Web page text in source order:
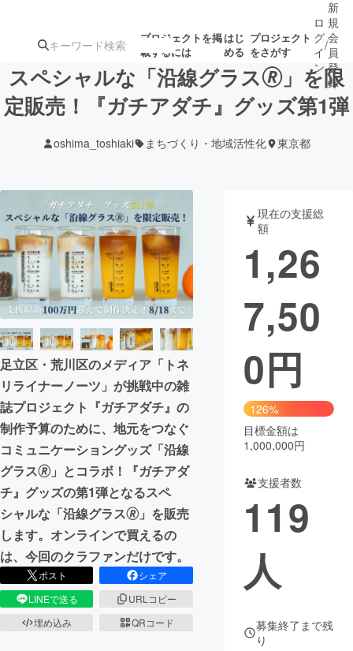
プロジェクトを掲
載するには
はじ
める
プロジェクト
をさがす
ターン
ジェクト
募集終了が近いプ
ロジェクト
もうすぐ公開
されます
アート・写真 音楽
テクノロジー・ガジェット ゲーム・サ
映像・映画
ビジネス・起業
まちづくり・地域活性化
CAMPFIRE for Social Good
CAMPFIRE Creation
CAMPFIREふるさと納税machi-ya コミュニティ
ロ
グ
イ
ン
/
新
規
会
員
登
録
スペシャルな「沿線グラス🄬」を限
定販売！『ガチアダチ』グッズ第1弾
oshima_toshiaki まちづくり・地域活性化 東京都
足立区・荒川区のメディア「トネ
リライナーノーツ」が挑戦中の雑
誌プロジェクト『ガチアダチ』の
制作予算のために、地元をつなぐ
コミュニケーショングッズ「沿線
グラス🄬」とコラボ！『ガチアダ
チ』グッズの第1弾となるスペ
シャルな「沿線グラス🄬」を販売
します。オンラインで買えるの
は、今回のクラファンだけです。
ポスト
シェア
LINEで送る
URLコピー
埋め込み
QRコード
現在の支援総
額
1,26
7,50
0円
126%
目標金額は
1,000,000円
支援者数
119
人
募集終了まで残
り